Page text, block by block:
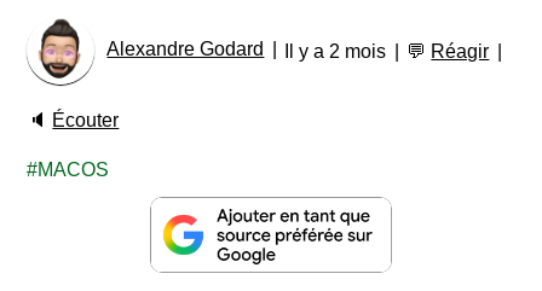
Alexandre Godard Il y a 2 mois 💬 Réagir
🔈 Écouter
MACOS